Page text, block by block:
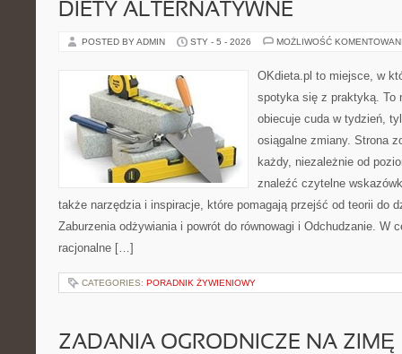
DIETY ALTERNATYWNE
POSTED BY ADMIN STY - 5 - 2026 MOŻLIWOŚĆ
OKdieta.pl to miejsce, w
spotyka się z praktyką. To
obiecuje cuda w tydzień,
osiągalne zmiany. Strona
każdy, niezależnie od
znaleźć czytelne
także narzędzia i inspiracje, które pomagają przejść od teorii do
Zaburzenia odżywiania i powrót do równowagi i Odchudzanie. W
racjonalne […]
CATEGORIES: PORADNIK ŻYWIENIOWY
ZADANIA OGRODNICZE NA ZIMĘ